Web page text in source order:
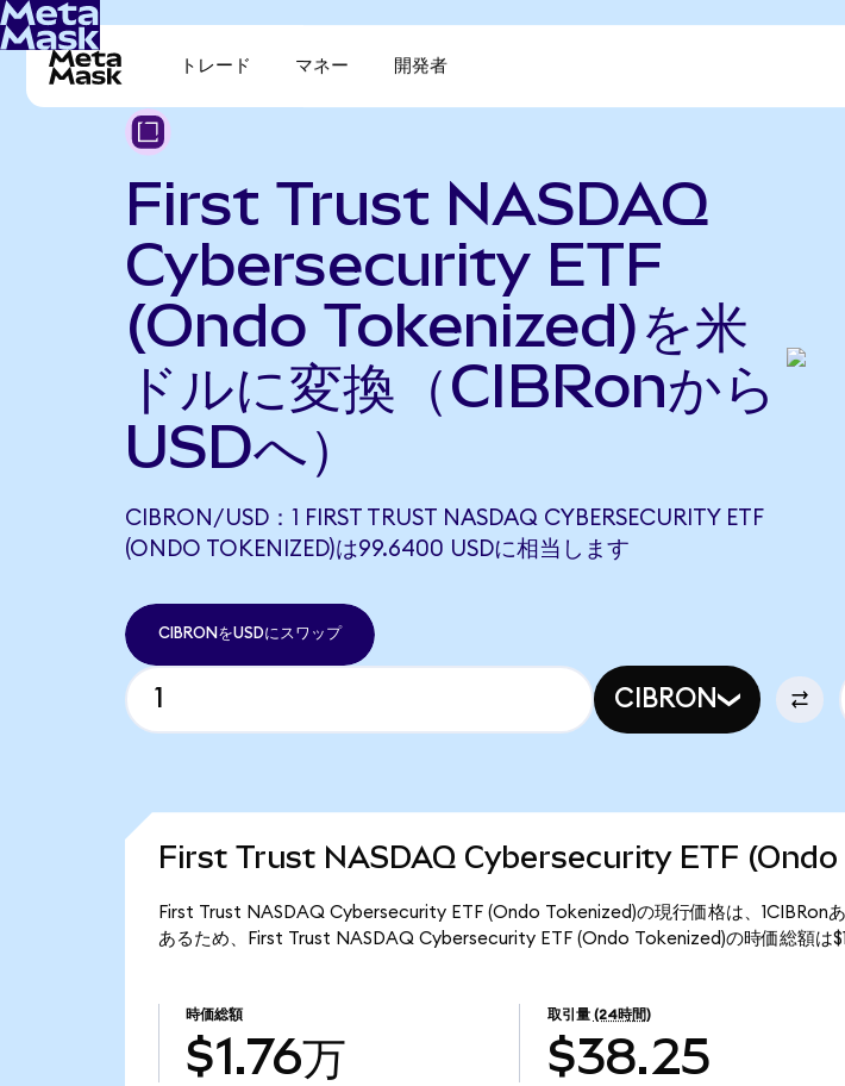
トレード マネー 開発者
First Trust NASDAQ
Cybersecurity ETF
(Ondo Tokenized)を米
ドルに変換（CIBRonから
USDへ）
CIBRON/USD：1 FIRST TRUST NASDAQ CYBERSECURITY ETF
(ONDO TOKENIZED)は99.6400 USDに相当します
CIBRONをUSDにスワップ
CIBRON
First Trust NASDAQ Cybersecurity ETF (Ondo
First Trust NASDAQ Cybersecurity ETF (Ondo Tokenized)の現行価格は、1CIBRon
あるため、First Trust NASDAQ Cybersecurity ETF (Ondo Tokenized)の時価総額は
時価総額
$1.76万
取引量 (24時間)
$38.25